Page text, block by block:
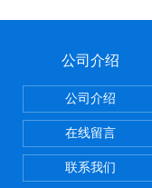
公司介绍
公司介绍
在线留言
联系我们